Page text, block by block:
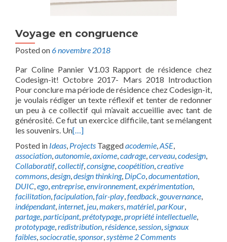
Voyage en congruence
Posted on6 novembre 2018
Par Coline Pannier V1.03 Rapport de résidence chez
Codesign-it! Octobre 2017- Mars 2018 Introduction
Pour conclure ma période de résidence chez Codesign-it,
je voulais rédiger un texte réflexif et tenter de redonner
un peu à ce collectif qui m’avait accueillie avec tant de
générosité. Ce fut un exercice difficile, tant se mélangent
les souvenirs. Un[…]
Posted in Ideas, Projects Taggedacodemie,ASE,
association,autonomie,axiome,cadrage,cerveau,codesign,
Collaboratif,collectif,consigne,coopétition,creative
commons,design,design thinking, DipCo,documentation,
DUIC,ego,entreprise,environnement,expérimentation,
facilitation,facipulation,fair-play,feedback,gouvernance,
indépendant, internet, jeu,makers,matériel,parKour,
partage,participant,prétotypage,propriété intellectuelle,
prototypage,redistribution,résidence,session,signaux
faibles,sociocratie,sponsor,système 2 Comments